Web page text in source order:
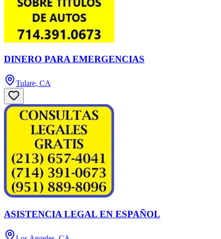
DINERO PARA EMERGENCIAS
Tulare, CA
ASISTENCIA LEGAL EN ESPAÑOL